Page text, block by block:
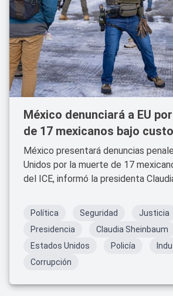
México denunciará a EU
de 17 mexicanos bajo
México presentará denuncias
Unidos por la muerte de 17
del ICE, informó la presidenta
Política Seguridad
Justicia
Presidencia
Claudia Sheinbaum
Estados Unidos
Policía
Corrupción